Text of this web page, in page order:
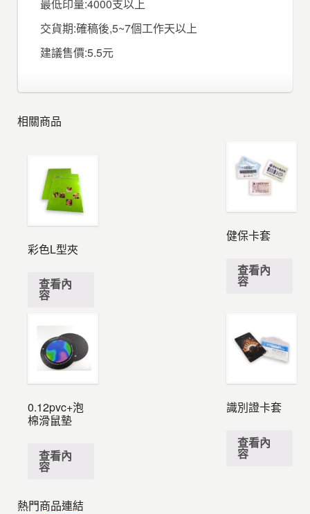
最低印量:4000支以上
交貨期:確稿後,5~7個工作天以上
建議售價:5.5元
相關商品
彩色L型夾
查看內
容
健保卡套
查看內
容
0.12pvc+泡
棉滑鼠墊
查看內
容
識別證卡套
查看內
容
熱門商品連結